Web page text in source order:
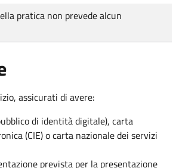
pratica non prevede alcun
assicurati di avere:
di identità digitale), carta
(CIE) o carta nazionale dei servizi
prevista per la presentazione